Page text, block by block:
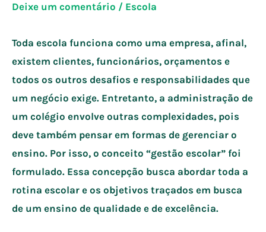
Deixe um comentário / Escola
Toda escola funciona como uma empresa, afinal,
existem clientes, funcionários, orçamentos e
todos os outros desafios e responsabilidades que
um negócio exige. Entretanto, a administração de
um colégio envolve outras complexidades, pois
deve também pensar em formas de gerenciar o
ensino. Por isso, o conceito “gestão escolar” foi
formulado. Essa concepção busca abordar toda a
rotina escolar e os objetivos traçados em busca
de um ensino de qualidade e de excelência.